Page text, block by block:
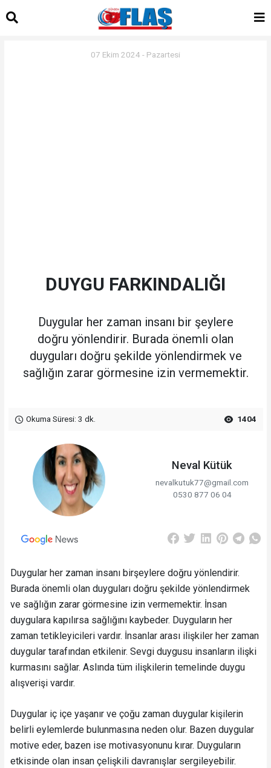
07 Ekim 2024 - Pazartesi
DUYGU FARKINDALIĞI
Duygular her zaman insanı bir şeylere
doğru yönlendirir. Burada önemli olan
duyguları doğru şekilde yönlendirmek ve
sağlığın zarar görmesine izin vermemektir.
Okuma Süresi: 3 dk. 1404
Neval Kütük
nevalkutuk77@gmail.com
0530 877 06 04
Duygular her zaman insanı birşeylere doğru yönlendirir.
Burada önemli olan duyguları doğru şekilde yönlendirmek
ve sağlığın zarar görmesine izin vermemektir. İnsan
duygulara kapılırsa sağlığını kaybeder. Duyguların her
zaman tetikleyicileri vardır. İnsanlar arası ilişkiler her zaman
duygular tarafından etkilenir. Sevgi duygusu insanların ilişki
kurmasını sağlar. Aslında tüm ilişkilerin temelinde duygu
alışverişi vardır.
Duygular iç içe yaşanır ve çoğu zaman duygular kişilerin
belirli eylemlerde bulunmasına neden olur. Bazen duygular
motive eder, bazen ise motivasyonunu kırar. Duyguların
etkisinde olan insan çelişkili davranışlar sergileyebilir.